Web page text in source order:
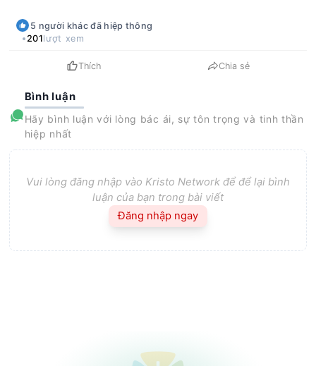
5 người khác đã hiệp thông
201lượt xem
Thích Chia sẻ
Bình luận
Hãy bình luận với lòng bác ái, sự tôn trọng và tinh thần
hiệp nhất
Vui lòng đăng nhập vào Kristo Network để để lại bình
luận của bạn trong bài viết
Đăng nhập ngay